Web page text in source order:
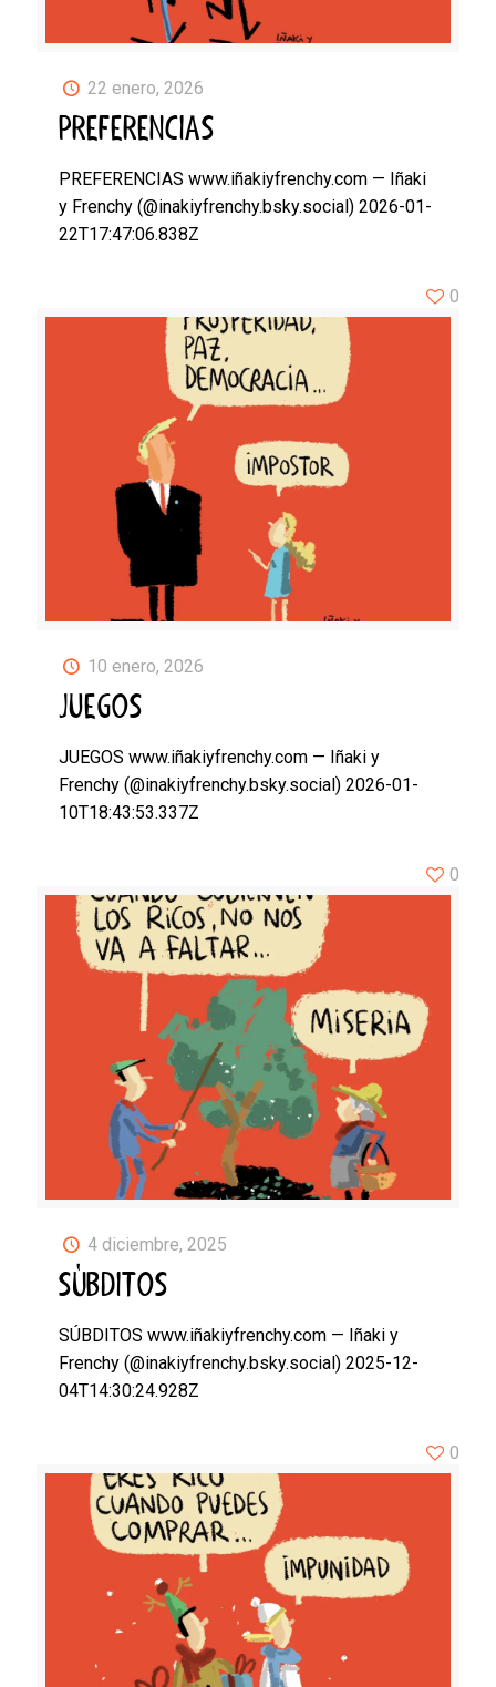
22 enero, 2026
PREFERENCIAS
PREFERENCIAS www.iñakiyfrenchy.com — Iñaki
y Frenchy (@inakiyfrenchy.bsky.social) 2026-01-
22T17:47:06.838Z
10 enero, 2026
JUEGOS
JUEGOS www.iñakiyfrenchy.com — Iñaki y
Frenchy (@inakiyfrenchy.bsky.social) 2026-01-
10T18:43:53.337Z
0
4 diciembre, 2025
SÚBDITOS
SÚBDITOS www.iñakiyfrenchy.com — Iñaki y
Frenchy (@inakiyfrenchy.bsky.social) 2025-12-
04T14:30:24.928Z
0
0